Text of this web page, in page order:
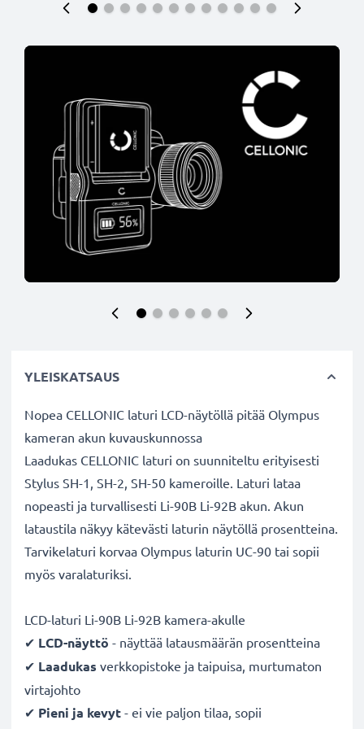
YLEISKATSAUS
Nopea CELLONIC laturi LCD-näytöllä pitää Olympus
kameran akun kuvauskunnossa
Laadukas CELLONIC laturi on suunniteltu erityisesti
Stylus SH-1, SH-2, SH-50 kameroille. Laturi lataa
nopeasti ja turvallisesti Li-90B Li-92B akun. Akun
lataustila näkyy kätevästi laturin näytöllä prosentteina.
Tarvikelaturi korvaa Olympus laturin UC-90 tai sopii
myös varalaturiksi.
LCD-laturi Li-90B Li-92B kamera-akulle
✔ LCD-näyttö - näyttää latausmäärän prosentteina
✔ Laadukas verkkopistoke ja taipuisa, murtumaton
virtajohto
✔ Pieni ja kevyt - ei vie paljon tilaa, sopii